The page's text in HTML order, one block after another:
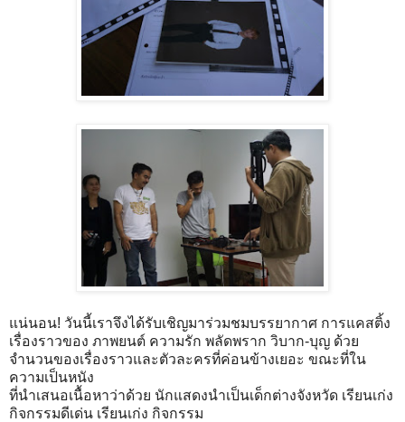
แน่นอน! วันนี้เราจึงได้รับเชิญมาร่วมชมบรรยากาศ การแคสติ้ง
เรื่องราวของ ภาพยนต์ ความรัก พลัดพราก วิบาก-บุญ ด้วย
จำนวนของเรื่องราวและตัวละครที่ค่อนข้างเยอะ ขณะที่ใน
ความเป็นหนัง
ที่นำเสนอเนื้อหาว่าด้วย นักแสดงนำเป็นเด็กต่างจังหวัด เรียนเก่ง
กิจกรรมดีเด่น เรียนเก่ง กิจกรรม